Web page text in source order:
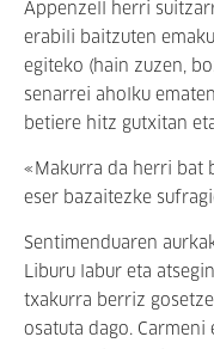
Appenzell herri
erabili baitzuten
egiteko (hain zuzen,
senarrei aholku
betiere hitz gutxitan
«Makurra da herri bat
eser bazaitezke
Sentimenduaren
Liburu labur eta
txakurra berriz
osatuta dago.